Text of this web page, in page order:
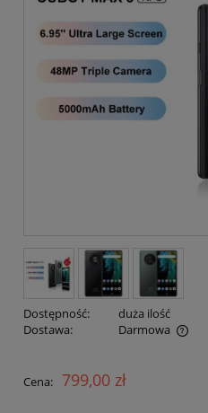
Dostępność:
duża ilość
Dostawa:
Darmowa
Cena nie zawiera
Cena: 799,00 zł